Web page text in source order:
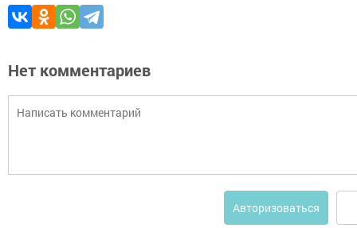
Нет комментариев
Авторизоваться